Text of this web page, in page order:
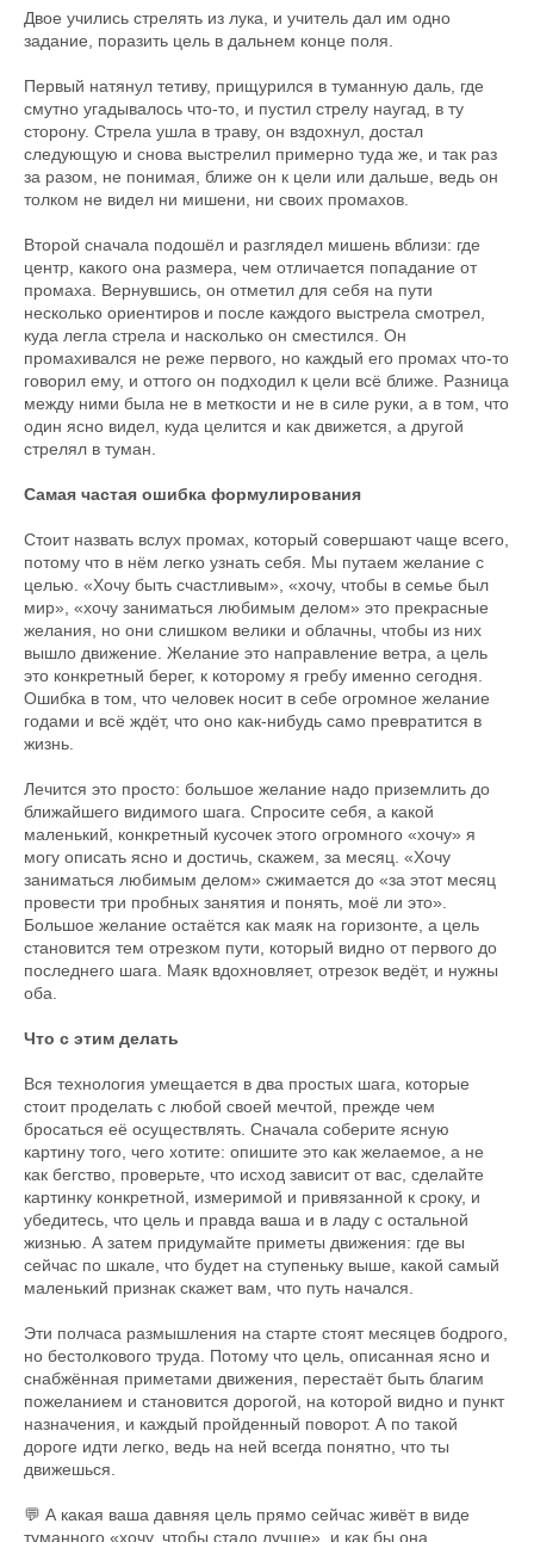
Двое учились стрелять из лука, и учитель дал им одно
задание, поразить цель в дальнем конце поля.
Первый натянул тетиву, прищурился в туманную даль, где
смутно угадывалось что-то, и пустил стрелу наугад, в ту
сторону. Стрела ушла в траву, он вздохнул, достал
следующую и снова выстрелил примерно туда же, и так раз
за разом, не понимая, ближе он к цели или дальше, ведь он
толком не видел ни мишени, ни своих промахов.
Второй сначала подошёл и разглядел мишень вблизи: где
центр, какого она размера, чем отличается попадание от
промаха. Вернувшись, он отметил для себя на пути
несколько ориентиров и после каждого выстрела смотрел,
куда легла стрела и насколько он сместился. Он
промахивался не реже первого, но каждый его промах что-то
говорил ему, и оттого он подходил к цели всё ближе. Разница
между ними была не в меткости и не в силе руки, а в том, что
один ясно видел, куда целится и как движется, а другой
стрелял в туман.
Самая частая ошибка формулирования
Стоит назвать вслух промах, который совершают чаще всего,
потому что в нём легко узнать себя. Мы путаем желание с
целью. «Хочу быть счастливым», «хочу, чтобы в семье был
мир», «хочу заниматься любимым делом» это прекрасные
желания, но они слишком велики и облачны, чтобы из них
вышло движение. Желание это направление ветра, а цель
это конкретный берег, к которому я гребу именно сегодня.
Ошибка в том, что человек носит в себе огромное желание
годами и всё ждёт, что оно как-нибудь само превратится в
жизнь.
Лечится это просто: большое желание надо приземлить до
ближайшего видимого шага. Спросите себя, а какой
маленький, конкретный кусочек этого огромного «хочу» я
могу описать ясно и достичь, скажем, за месяц. «Хочу
заниматься любимым делом» сжимается до «за этот месяц
провести три пробных занятия и понять, моё ли это».
Большое желание остаётся как маяк на горизонте, а цель
становится тем отрезком пути, который видно от первого до
последнего шага. Маяк вдохновляет, отрезок ведёт, и нужны
оба.
Что с этим делать
Вся технология умещается в два простых шага, которые
стоит проделать с любой своей мечтой, прежде чем
бросаться её осуществлять. Сначала соберите ясную
картину того, чего хотите: опишите это как желаемое, а не
как бегство, проверьте, что исход зависит от вас, сделайте
картинку конкретной, измеримой и привязанной к сроку, и
убедитесь, что цель и правда ваша и в ладу с остальной
жизнью. А затем придумайте приметы движения: где вы
сейчас по шкале, что будет на ступеньку выше, какой самый
маленький признак скажет вам, что путь начался.
Эти полчаса размышления на старте стоят месяцев бодрого,
но бестолкового труда. Потому что цель, описанная ясно и
снабжённая приметами движения, перестаёт быть благим
пожеланием и становится дорогой, на которой видно и пункт
назначения, и каждый пройденный поворот. А по такой
дороге идти легко, ведь на ней всегда понятно, что ты
движешься.
💬 А какая ваша давняя цель прямо сейчас живёт в виде
туманного «хочу, чтобы стало лучше», и как бы она